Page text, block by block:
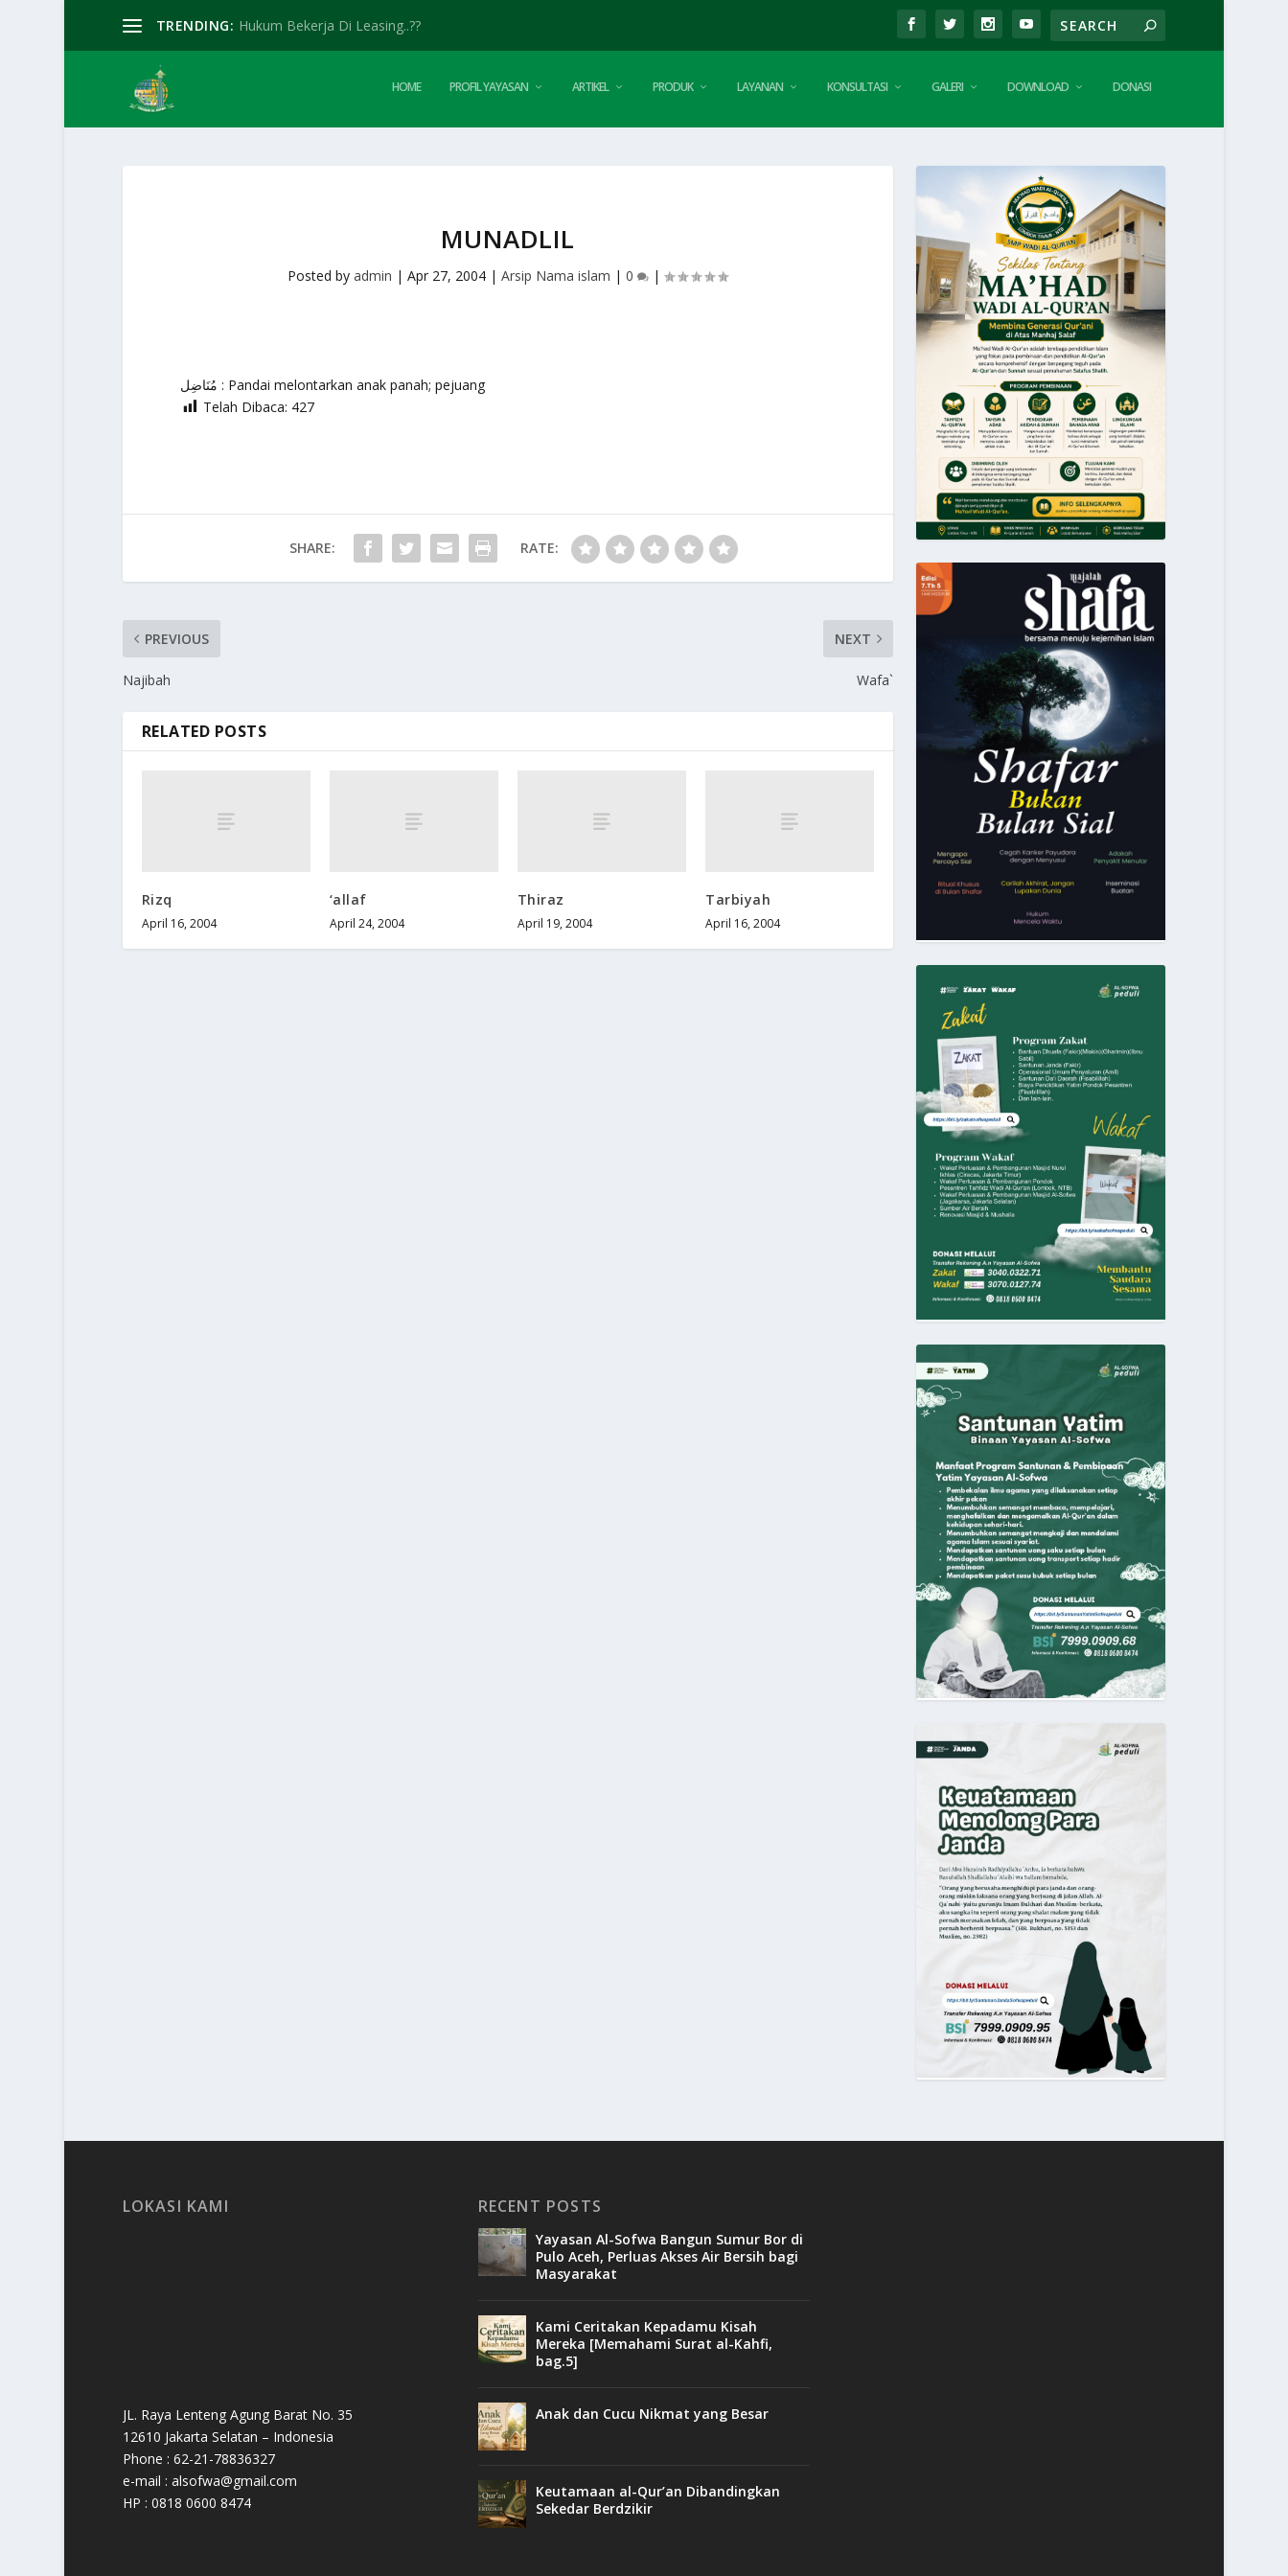
TRENDING: Hukum Bekerja Di Leasing..??
HOME PROFIL YAYASAN ARTIKEL PRODUK LAYANAN KONSULTASI GALERI DOWNLOAD DONASI
MUNADLIL
Posted byadmin |Apr 27, 2004 |Arsip Nama islam |0 |
مُنَاضِل : Pandai melontarkan anak panah; pejuang
Telah Dibaca: 427
SHARE: RATE:
PREVIOUS
Najibah
NEXT
Wafa`
RELATED POSTS
Rizq
April 16, 2004
‘allaf
April 24, 2004
Thiraz
April 19, 2004
Tarbiyah
April 16, 2004
LOKASI KAMI
JL. Raya Lenteng Agung Barat No. 35
12610 Jakarta Selatan – Indonesia
Phone : 62-21-78836327
e-mail : alsofwa@gmail.com
HP : 0818 0600 8474
RECENT POSTS
Yayasan Al-Sofwa Bangun Sumur Bor di
Pulo Aceh, Perluas Akses Air Bersih bagi
Masyarakat
Kami Ceritakan Kepadamu Kisah
Mereka [Memahami Surat al-Kahfi,
bag.5]
Anak dan Cucu Nikmat yang Besar
Keutamaan al-Qur’an Dibandingkan
Sekedar Berdzikir